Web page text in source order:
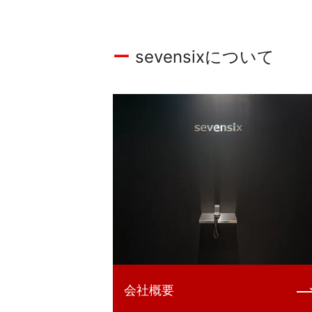
sevensixについて
会社概要